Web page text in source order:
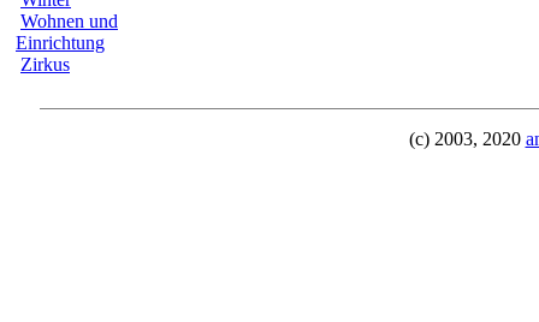
Wohnen und
Einrichtung
Zirkus
(c) 2003, 2020